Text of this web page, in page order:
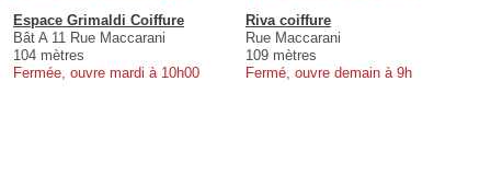
Espace Grimaldi Coiffure
Bât A 11 Rue Maccarani
104 mètres
Fermée, ouvre mardi à 10h00
Riva coiffure
Rue Maccarani
109 mètres
Fermé, ouvre demain à 9h